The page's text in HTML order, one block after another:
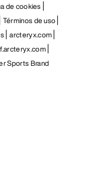
de cookies
Términos de uso
arcteryx.com
Sports Brand